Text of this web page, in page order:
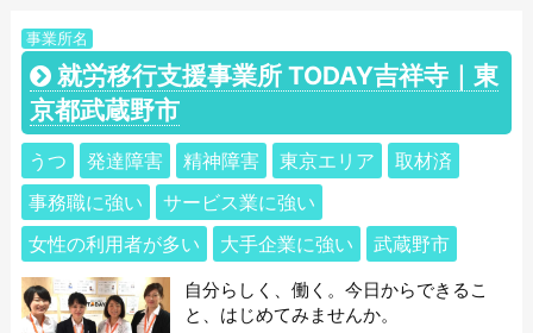
事業所名
就労移行支援事業所 TODAY吉祥寺｜東
京都武蔵野市
うつ 発達障害 精神障害 東京エリア
取材済
事務職に強い
サービス業に強い
女性の利用者が多い
大手企業に強い 武蔵野市
自分らしく、働く。今日からできるこ
と、はじめてみませんか。